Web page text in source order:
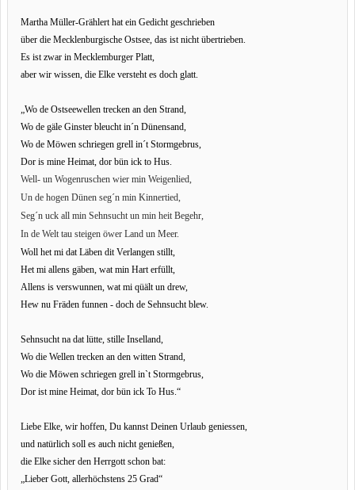
Martha Müller-Grählert hat ein Gedicht geschrieben
über die Mecklenburgische Ostsee, das ist nicht übertrieben.
Es ist zwar in Mecklemburger Platt,
aber wir wissen, die Elke versteht es doch glatt.
„Wo de Ostseewellen trecken an den Strand,
Wo de gäle Ginster bleucht in´n Dünensand,
Wo de Möwen schriegen grell in´t Stormgebrus,
Dor is mine Heimat, dor bün ick to Hus.
Well- un Wogenruschen wier min Weigenlied,
Un de hogen Dünen seg´n min Kinnertied,
Seg´n uck all min Sehnsucht un min heit Begehr,
In de Welt tau steigen öwer Land un Meer.
Woll het mi dat Läben dit Verlangen stillt,
Het mi allens gäben, wat min Hart erfüllt,
Allens is verswunnen, wat mi qüält un drew,
Hew nu Fräden funnen - doch de Sehnsucht blew.
Sehnsucht na dat lütte, stille Inselland,
Wo die Wellen trecken an den witten Strand,
Wo die Möwen schriegen grell in`t Stormgebrus,
Dor ist mine Heimat, dor bün ick To Hus.“
Liebe Elke, wir hoffen, Du kannst Deinen Urlaub geniessen,
und natürlich soll es auch nicht genießen,
die Elke sicher den Herrgott schon bat:
„Lieber Gott, allerhöchstens 25 Grad“